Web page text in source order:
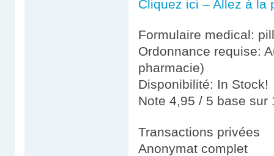
Cliquez ici – Allez à la
Formulaire medical: pill
Ordonnance requise:
pharmacie)
Disponibilité: In Stock!
Note 4,95 / 5 base sur
Transactions privées
Anonymat complet